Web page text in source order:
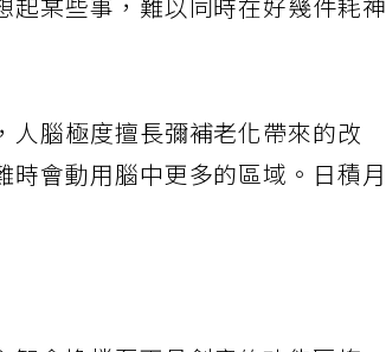
某些事，難以同時在好幾件耗神
腦極度擅長彌補老化帶來的改
會動用腦中更多的區域。日積月